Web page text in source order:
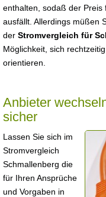
enthalten, sodaß der
ausfällt. Allerdings müßen
der Stromvergleich für
Möglichkeit, sich
orientieren.
Anbieter
sicher
Lassen Sie sich im
Stromvergleich
Schmallenberg die
für Ihren Ansprüche
und Vorgaben in